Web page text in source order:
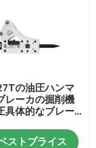
の油圧ハンマ
レーカの掘削機
具体的なブレー
ストプライス